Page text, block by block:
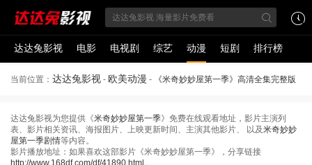
达达兔影视 电影 电视剧 综艺 动漫 短剧 排行榜
当前位置： 达达兔影视 - 欧美动漫 - 《米奇妙妙屋第一季》高清全集完整版
达达兔影视为您提供《米奇妙妙屋第一季》免费在线观看地址，影片主演列
表、影片相关资讯、海报图片、上映更新时间、主演其他影片、 以及米奇妙妙
屋第一季剧情等内容。
影片播放地址：如果喜欢这部影片《米奇妙妙屋第一季》，分享链接
http://www.168df.com/df/41890.html 。